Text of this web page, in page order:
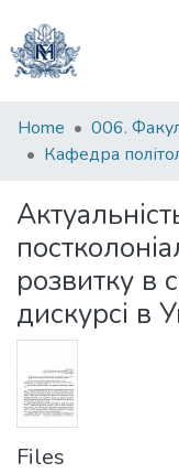
Communities
&
All of DSpace
Statistics
Home
Кафедра
розвитку в
дискурсі в
Files